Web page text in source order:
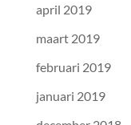
april 2019
maart 2019
februari 2019
januari 2019